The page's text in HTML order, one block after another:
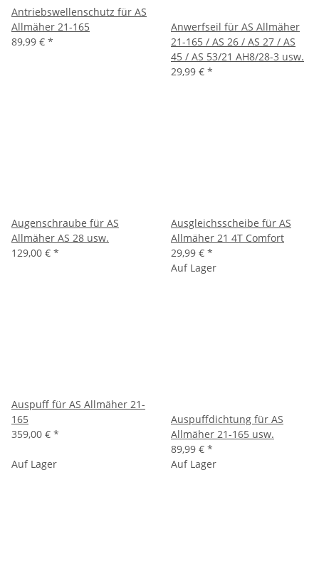
Antriebswellenschutz für AS
Allmäher 21-165
89,99 € *
Anwerfseil für AS Allmäher
21-165 / AS 26 / AS 27 / AS
45 / AS 53/21 AH8/28-3 usw.
29,99 € *
Augenschraube für AS
Allmäher AS 28 usw.
129,00 € *
Ausgleichsscheibe für AS
Allmäher 21 4T Comfort
29,99 € *
Auspuff für AS Allmäher 21-
165
359,00 € *
Auf Lager
Auspuffdichtung für AS
Allmäher 21-165 usw.
89,99 € *
Auf Lager
Auf Lager